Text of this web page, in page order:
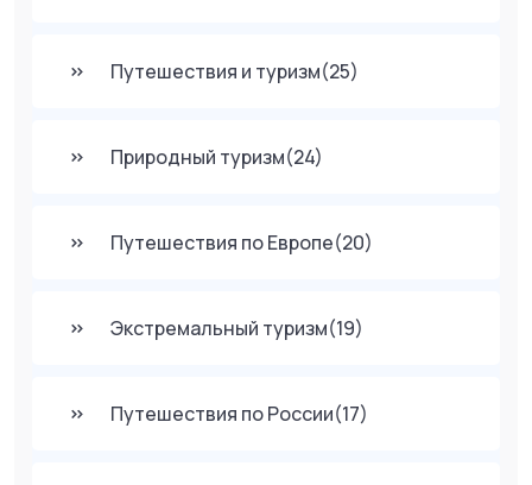
Путешествия и туризм(25)
Природный туризм(24)
Путешествия по Европе(20)
Экстремальный туризм(19)
Путешествия по России(17)